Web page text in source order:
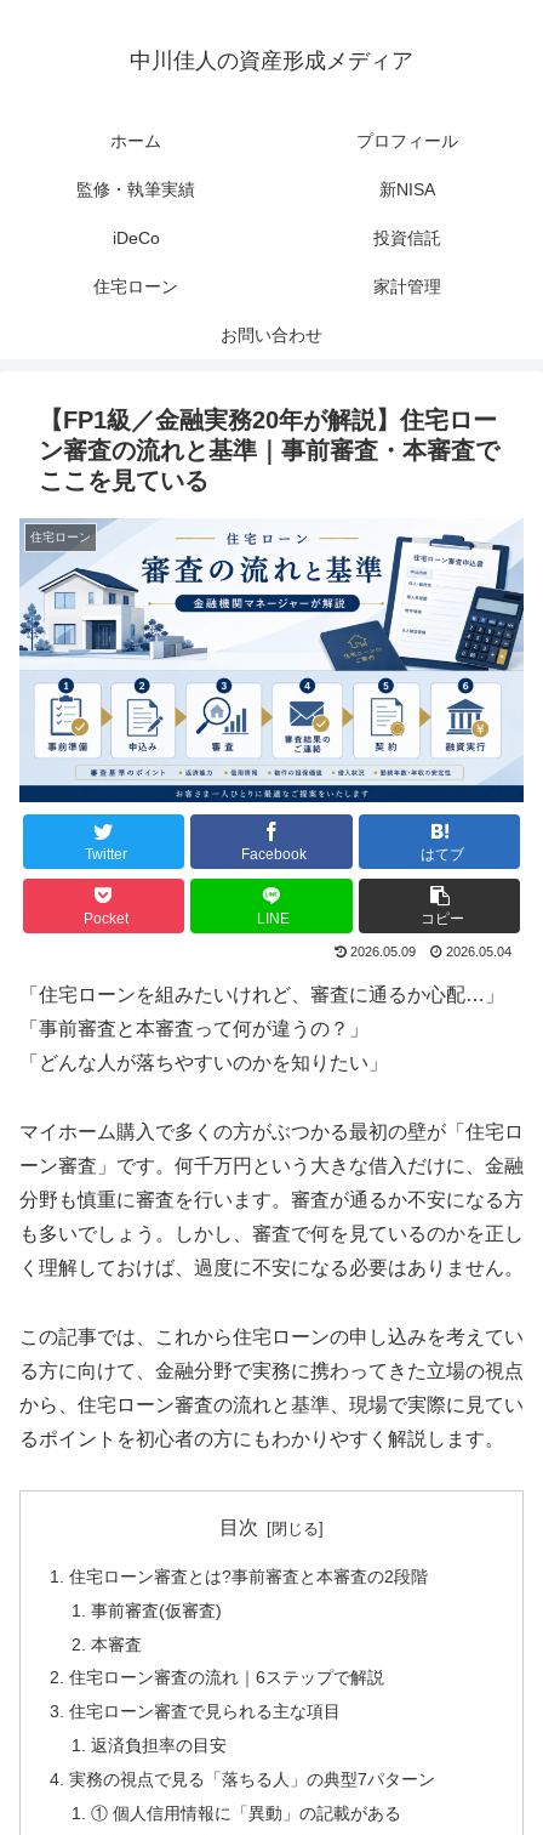
中川佳人の資産形成メディア
ホーム プロフィール
監修・執筆実績 新NISA
iDeCo 投資信託
住宅ローン 家計管理
お問い合わせ
【FP1級／金融実務20年が解説】住宅ロー
ン審査の流れと基準｜事前審査・本審査で
ここを見ている
住宅ローン
Twitter Facebook はてブ
Pocket LINE コピー
2026.05.09 2026.05.04
「住宅ローンを組みたいけれど、審査に通るか心配…」
「事前審査と本審査って何が違うの？」
「どんな人が落ちやすいのかを知りたい」
マイホーム購入で多くの方がぶつかる最初の壁が「住宅ロ
ーン審査」です。何千万円という大きな借入だけに、金融
分野も慎重に審査を行います。審査が通るか不安になる方
も多いでしょう。しかし、審査で何を見ているのかを正し
く理解しておけば、過度に不安になる必要はありません。
この記事では、これから住宅ローンの申し込みを考えてい
る方に向けて、金融分野で実務に携わってきた立場の視点
から、住宅ローン審査の流れと基準、現場で実際に見てい
るポイントを初心者の方にもわかりやすく解説します。
目次
住宅ローン審査とは?事前審査と本審査の2段階
事前審査(仮審査)
本審査
住宅ローン審査の流れ｜6ステップで解説
住宅ローン審査で見られる主な項目
返済負担率の目安
実務の視点で見る「落ちる人」の典型7パターン
① 個人信用情報に「異動」の記載がある